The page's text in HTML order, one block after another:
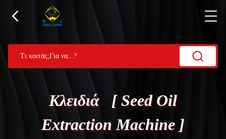
Κλειδιά [ Seed Oil
Extraction Machine ]